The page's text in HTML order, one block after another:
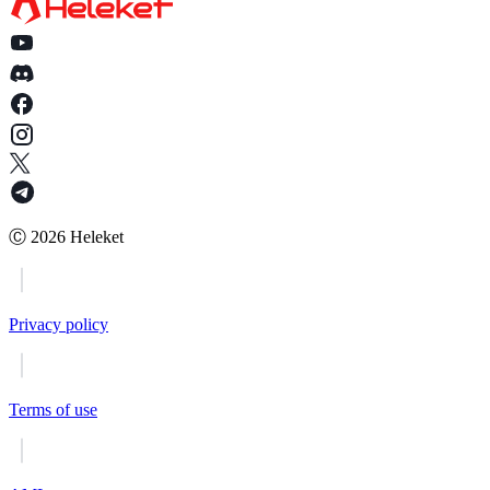
Ⓒ 2026 Heleket
Privacy policy
Terms of use